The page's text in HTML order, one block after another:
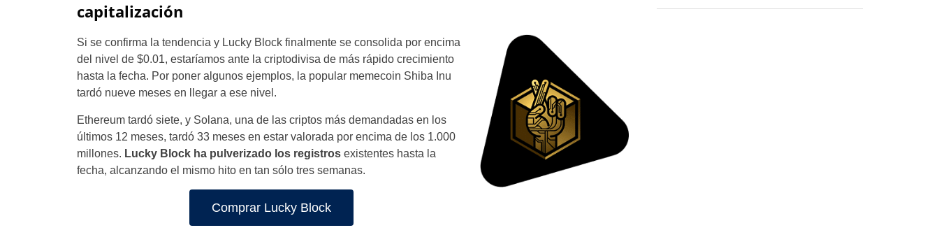
capitalización
Si se confirma la tendencia y Lucky Block finalmente se consolida por encima
del nivel de $0.01, estaríamos ante la criptodivisa de más rápido crecimiento
hasta la fecha. Por poner algunos ejemplos, la popular memecoin Shiba Inu
tardó nueve meses en llegar a ese nivel.
Ethereum tardó siete, y Solana, una de las criptos más demandadas en los
últimos 12 meses, tardó 33 meses en estar valorada por encima de los 1.000
millones. Lucky Block ha pulverizado los registrosexistentes hasta la
fecha, alcanzando el mismo hito en tan sólo tres semanas.
Comprar Lucky Block